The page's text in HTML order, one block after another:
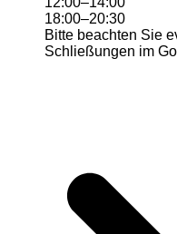
18:00–20:30
Bitte beachten Sie
Schließungen im